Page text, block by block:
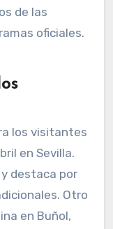
de las
oficiales.
los visitantes
en Sevilla.
destaca por
Otro
en Buñol,